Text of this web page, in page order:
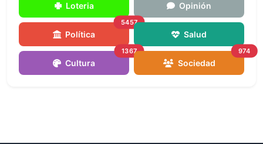
Loteria Opinión
Política
5457
Salud
Cultura
1367
Sociedad
974